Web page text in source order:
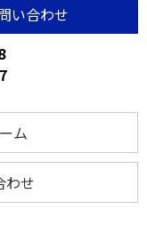
い合わせ
ム
わせ